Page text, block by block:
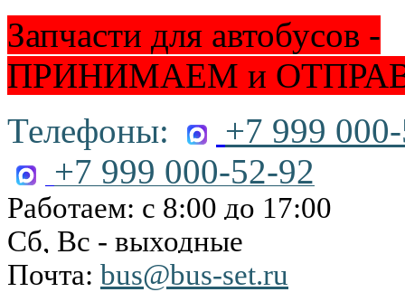
Запчасти для автобусов -
ПРИНИМАЕМ и
Телефоны:
+7 999
+7 999 000-52-92
Работаем: с 8:00 до 17:00
Сб, Вс - выходные
Почта: bus@bus-set.ru